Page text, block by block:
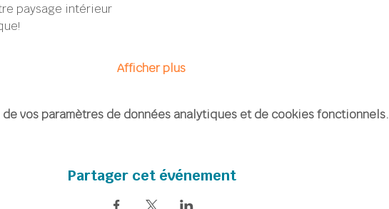
paysage intérieur
Afficher plus
vos paramètres de données analytiques et de cookies fonctionnels.
Partager cet événement